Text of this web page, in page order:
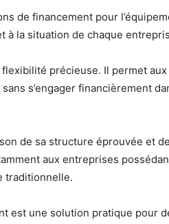
de financement pour
à la situation de chaque
précieuse. Il permet aux
s’engager financièrement
de sa structure éprouvée et
aux entreprises
traditionnelle.
est une solution pratique pour